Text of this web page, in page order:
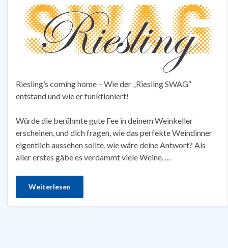
Riesling’s coming home – Wie der „Riesling SWAG“
entstand und wie er funktioniert!
Würde die berühmte gute Fee in deinem Weinkeller
erscheinen, und dich fragen, wie das perfekte Weindinner
eigentlich aussehen sollte, wie wäre deine Antwort? Als
aller erstes gäbe es verdammt viele Weine, …
Weiterlesen